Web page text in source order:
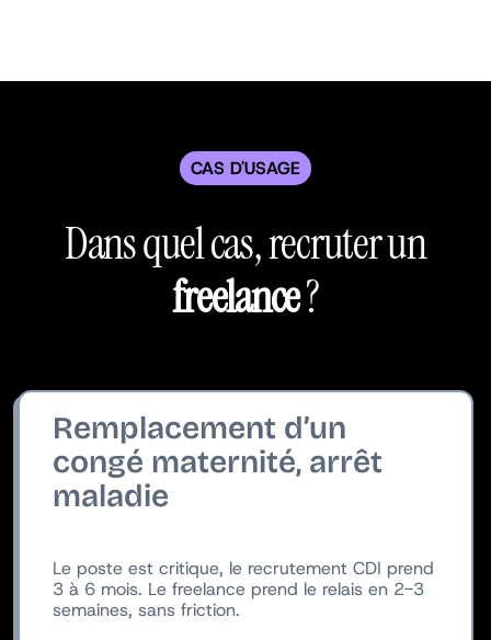
CAS D'USAGE
Dans quel cas, recruter un
freelance?
Remplacement d’un
congé maternité, arrêt
maladie
Le poste est critique, le recrutement CDI prend
3 à 6 mois. Le freelance prend le relais en 2-3
semaines, sans friction.